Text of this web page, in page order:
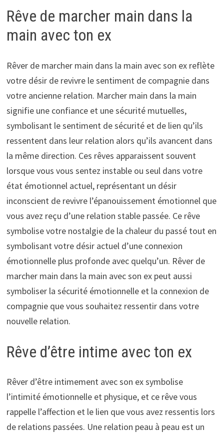
Rêve de marcher main dans la
main avec ton ex
Rêver de marcher main dans la main avec son ex reflète
votre désir de revivre le sentiment de compagnie dans
votre ancienne relation. Marcher main dans la main
signifie une confiance et une sécurité mutuelles,
symbolisant le sentiment de sécurité et de lien qu’ils
ressentent dans leur relation alors qu’ils avancent dans
la même direction. Ces rêves apparaissent souvent
lorsque vous vous sentez instable ou seul dans votre
état émotionnel actuel, représentant un désir
inconscient de revivre l’épanouissement émotionnel que
vous avez reçu d’une relation stable passée. Ce rêve
symbolise votre nostalgie de la chaleur du passé tout en
symbolisant votre désir actuel d’une connexion
émotionnelle plus profonde avec quelqu’un. Rêver de
marcher main dans la main avec son ex peut aussi
symboliser la sécurité émotionnelle et la connexion de
compagnie que vous souhaitez ressentir dans votre
nouvelle relation.
Rêve d’être intime avec ton ex
Rêver d’être intimement avec son ex symbolise
l’intimité émotionnelle et physique, et ce rêve vous
rappelle l’affection et le lien que vous avez ressentis lors
de relations passées. Une relation peau à peau est un